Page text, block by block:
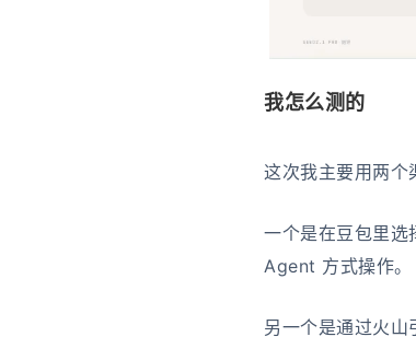
我怎么测的
这次我主要用两个
一个是在豆包里
Agent 方式操作。
另一个是通过火